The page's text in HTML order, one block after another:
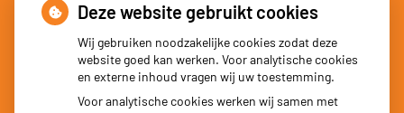
Schurft sinds corona geen vergeten ziekte meer: aantal
uitbraken fors gestegen
Stoppen met afslankmedicijnen betekent zonder
leefstijlaanpassingen weer gewichtstoename
Deze website gebruikt cookies
Wij gebruiken noodzakelijke cookies zodat deze
website goed kan werken. Voor analytische cookies
en externe inhoud vragen wij uw toestemming.
Voor analytische cookies werken wij samen met